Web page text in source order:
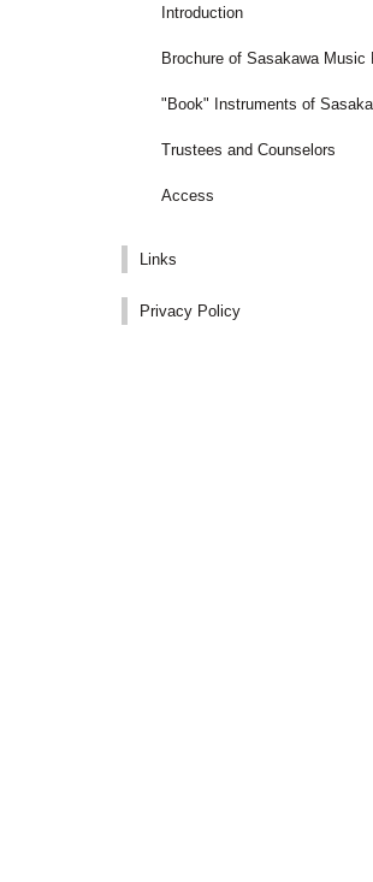
Introduction
Brochure of Sasakawa Music
"Book" Instruments of
Trustees and Counselors
Access
Links
Privacy Policy